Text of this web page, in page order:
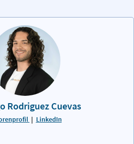
Rodriguez Cuevas
| LinkedIn